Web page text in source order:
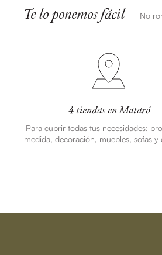
Te lo ponemos fácil No
4 tiendas en Mataró
Para cubrir todas tus necesidades:
medida, decoración, muebles, sofas y